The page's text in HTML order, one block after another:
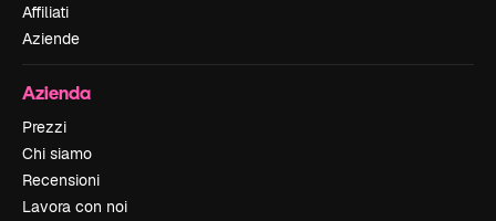
Affiliati
Aziende
Azienda
Prezzi
Chi siamo
Recensioni
Lavora con noi